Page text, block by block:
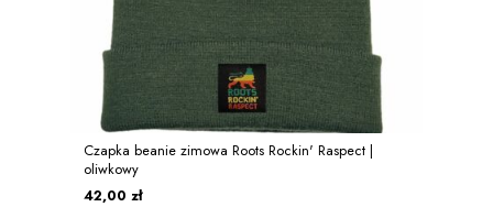
Czapka beanie zimowa Roots Rockin' Raspect |
oliwkowy
42,00 zł